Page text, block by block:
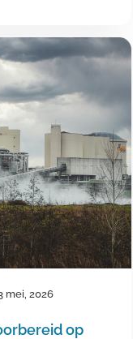
mei, 2026
op